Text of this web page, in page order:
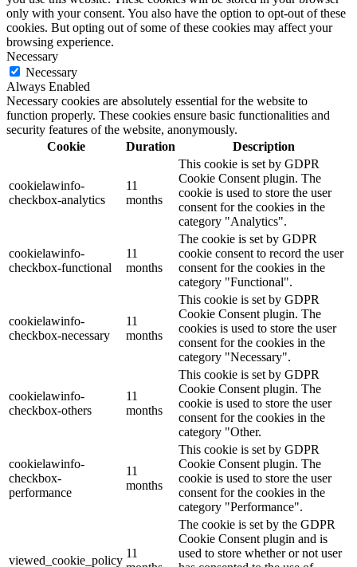
only with your consent. You also have the option to opt-out of these
cookies. But opting out of some of these cookies may affect your
browsing experience.
Necessary
Necessary
Always Enabled
Necessary cookies are absolutely essential for the website to
function properly. These cookies ensure basic functionalities and
security features of the website, anonymously.
Cookie
Duration Description
cookielawinfo-
checkbox-analytics
11
months
This cookie is set by GDPR
Cookie Consent plugin. The
cookie is used to store the user
consent for the cookies in the
category "Analytics".
cookielawinfo-
checkbox-functional
11
months
The cookie is set by GDPR
cookie consent to record the user
consent for the cookies in the
category "Functional".
cookielawinfo-
checkbox-necessary
11
months
This cookie is set by GDPR
Cookie Consent plugin. The
cookies is used to store the user
consent for the cookies in the
category "Necessary".
cookielawinfo-
checkbox-others
11
months
This cookie is set by GDPR
Cookie Consent plugin. The
cookie is used to store the user
consent for the cookies in the
category "Other.
cookielawinfo-
checkbox-
performance
11
months
This cookie is set by GDPR
Cookie Consent plugin. The
cookie is used to store the user
consent for the cookies in the
category "Performance".
viewed_cookie_policy
11
The cookie is set by the GDPR
Cookie Consent plugin and is
used to store whether or not user